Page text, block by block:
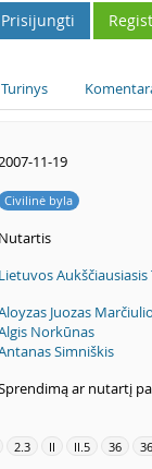
Prisijungti
Turinys
11-19
Civilinė byla
Nutartis
Lietuvos Aukščiausiasis
Juozas
Norkūnas
Simniškis
ar nutartį
2.3 II II.5 36